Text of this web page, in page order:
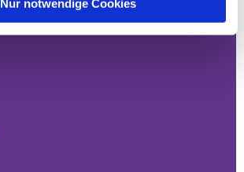
Nur notwendige Cookies